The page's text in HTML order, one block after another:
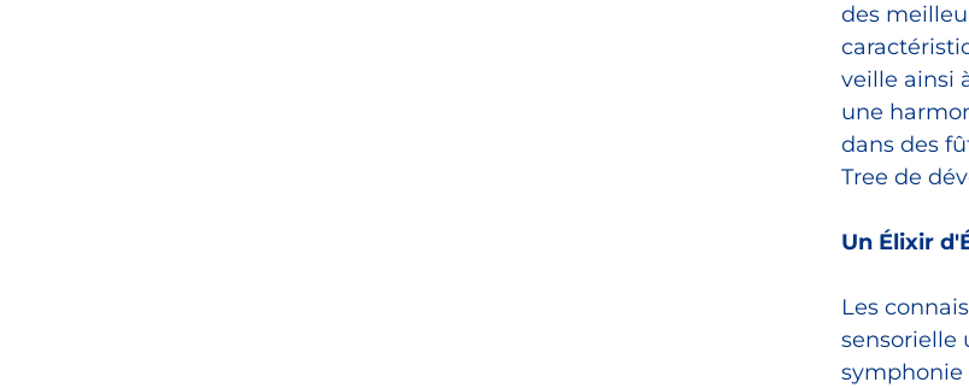
des
veille ainsi
une
dans des
Tree de
Un Élixir
Les
sensorielle
symphonie